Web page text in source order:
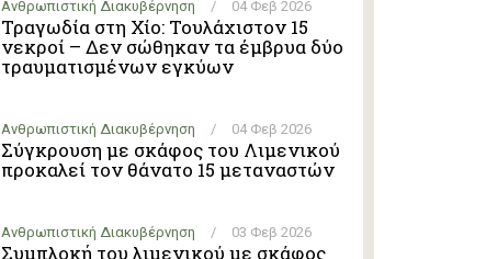
Ανθρωπιστική Διακυβέρνηση / 04 Φεβ 2026
Τραγωδία στη Χίο: Τουλάχιστον 15
νεκροί – Δεν σώθηκαν τα έμβρυα δύο
τραυματισμένων εγκύων
Ανθρωπιστική Διακυβέρνηση / 04 Φεβ 2026
Σύγκρουση με σκάφος του Λιμενικού
προκαλεί τον θάνατο 15 μεταναστών
Ανθρωπιστική Διακυβέρνηση / 03 Φεβ 2026
Συμπλοκή του λιμενικού με σκάφος